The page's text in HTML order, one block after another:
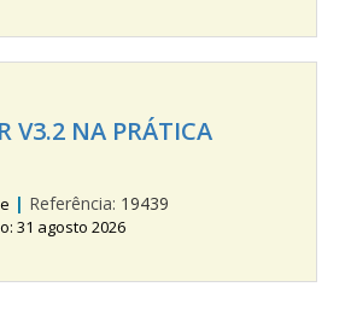
V3.2 NA PRÁTICA
| Referência: 19439
31 agosto 2026